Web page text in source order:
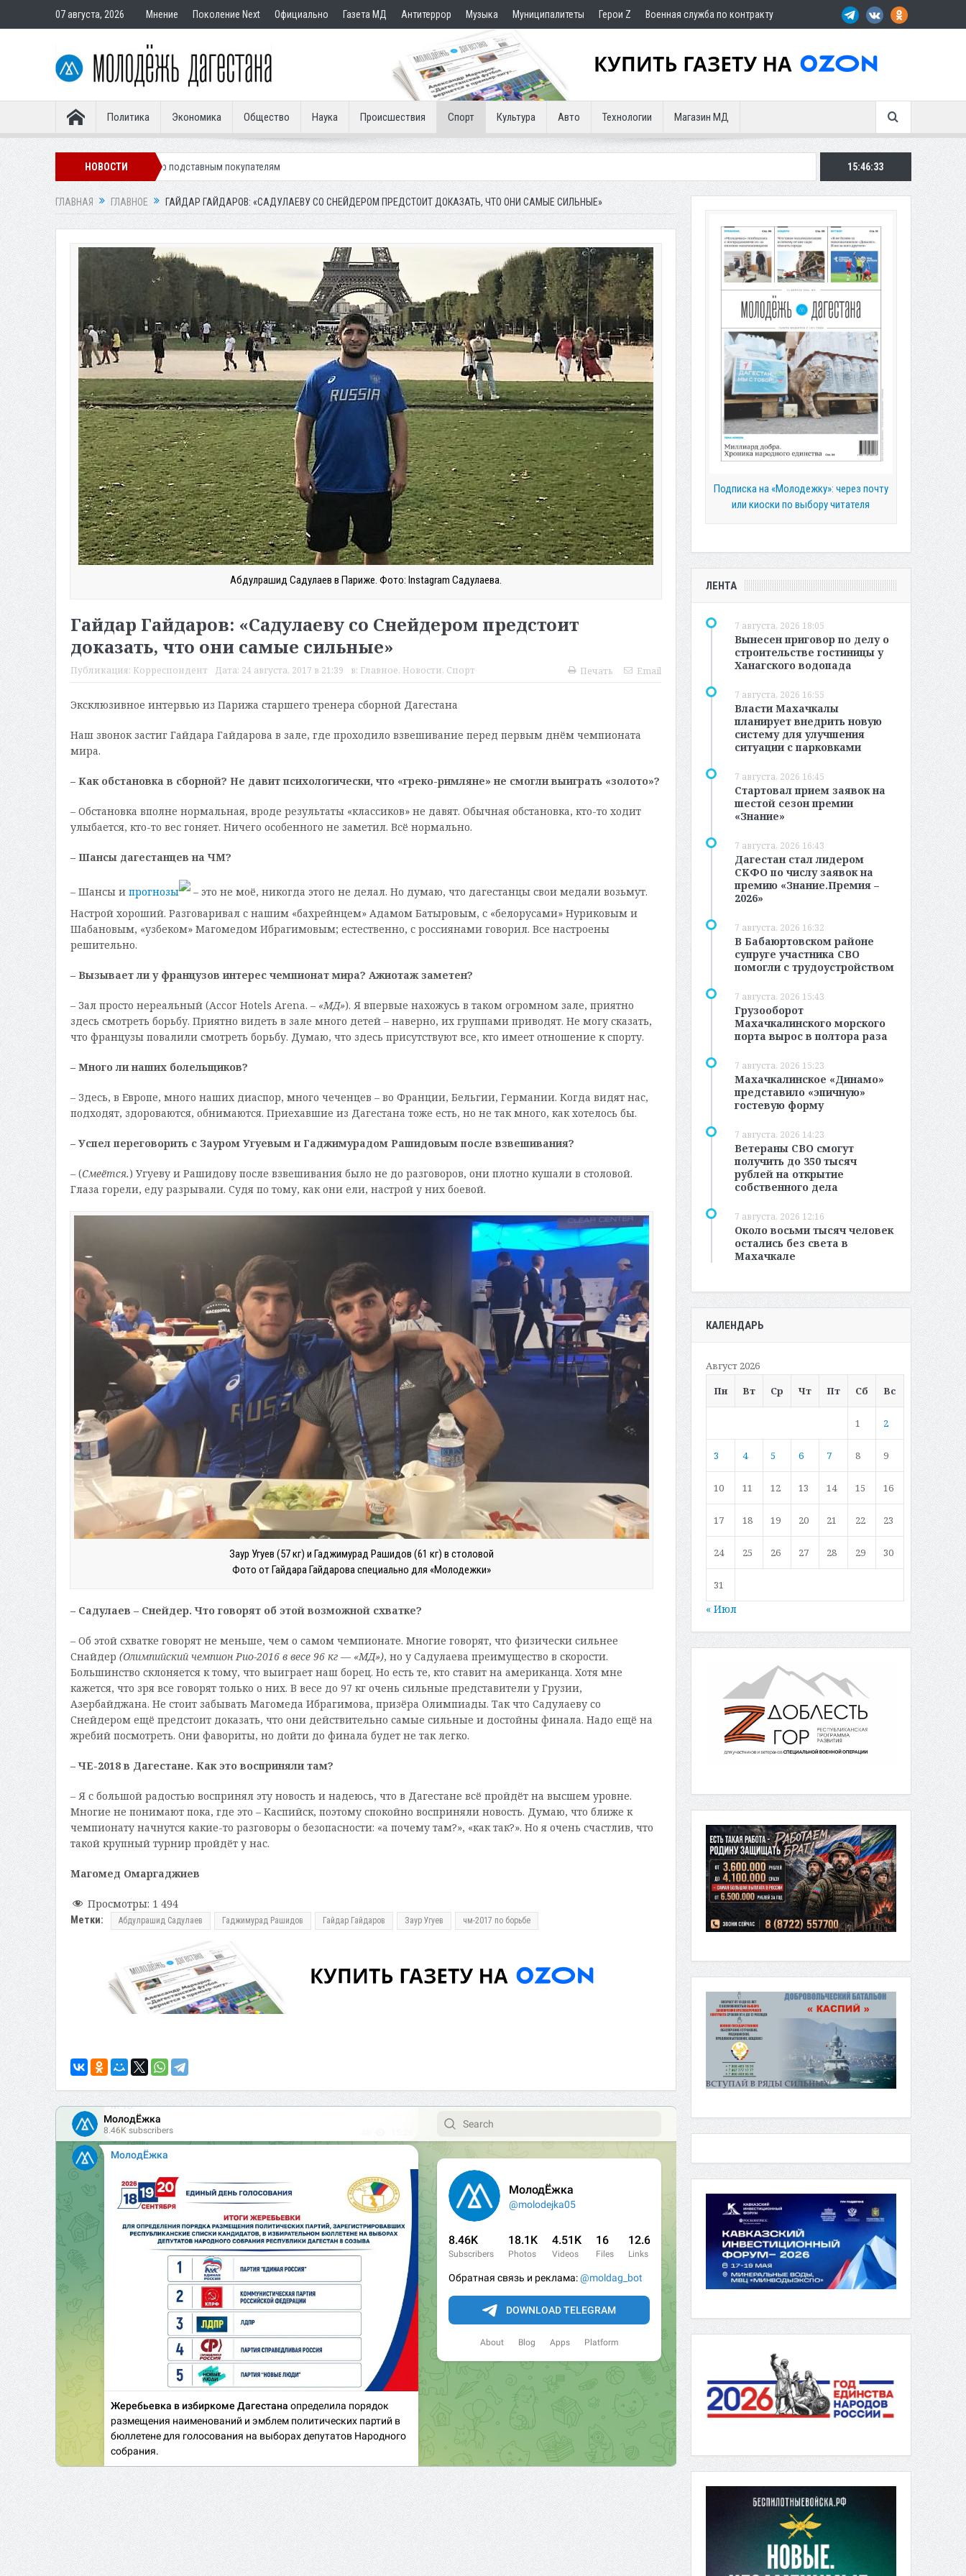
07 августа, 2026 Мнение Поколение Next Официально Газета МД Антитеррор Музыка Муниципалитеты Герои Z Военная служба по контракту
Политика Экономика Общество Наука Происшествия Спорт Культура Авто Технологии Магазин МД
НОВОСТИ
продажу квартир подставным покупателям 15:46:35
ГЛАВНАЯ ГЛАВНОЕ ГАЙДАР ГАЙДАРОВ: «САДУЛАЕВУ СО СНЕЙДЕРОМ ПРЕДСТОИТ ДОКАЗАТЬ, ЧТО ОНИ САМЫЕ СИЛЬНЫЕ»
Абдулрашид Садулаев в Париже. Фото: Instagram Садулаева.
Гайдар Гайдаров: «Садулаеву со Снейдером предстоит
доказать, что они самые сильные»
Публикация: Корреспондент Дата: 24 августа, 2017 в 21:39 в: Главное, Новости, Спорт Печать Email
Эксклюзивное интервью из Парижа старшего тренера сборной Дагестана
Наш звонок застиг Гайдара Гайдарова в зале, где проходило взвешивание перед первым днём чемпионата
мира.
– Как обстановка в сборной? Не давит психологически, что «греко-римляне» не смогли выиграть «золото»?
– Обстановка вполне нормальная, вроде результаты «классиков» не давят. Обычная обстановка, кто-то ходит
улыбается, кто-то вес гоняет. Ничего особенного не заметил. Всё нормально.
– Шансы дагестанцев на ЧМ?
– Шансы ипрогнозы
– это не моё, никогда этого не делал. Но думаю, что дагестанцы свои медали возьмут.
Настрой хороший. Разговаривал с нашим «бахрейнцем» Адамом Батыровым, с «белорусами» Нуриковым и
Шабановым, «узбеком» Магомедом Ибрагимовым; естественно, с россиянами говорил. Все настроены
решительно.
– Вызывает ли у французов интерес чемпионат мира? Ажиотаж заметен?
– Зал просто нереальный (Accor Hotels Arena. – «МД»). Я впервые нахожусь в таком огромном зале, приятно
здесь смотреть борьбу. Приятно видеть в зале много детей – наверно, их группами приводят. Не могу сказать,
что французы повалили смотреть борьбу. Думаю, что здесь присутствуют все, кто имеет отношение к спорту.
– Много ли наших болельщиков?
– Здесь, в Европе, много наших диаспор, много чеченцев – во Франции, Бельгии, Германии. Когда видят нас,
подходят, здороваются, обнимаются. Приехавшие из Дагестана тоже есть, но не так много, как хотелось бы.
– Успел переговорить с Зауром Угуевым и Гаджимурадом Рашидовым после взвешивания?
– (Смеётся.) Угуеву и Рашидову после взвешивания было не до разговоров, они плотно кушали в столовой.
Глаза горели, еду разрывали. Судя по тому, как они ели, настрой у них боевой.
Заур Угуев (57 кг) и Гаджимурад Рашидов (61 кг) в столовой
Фото от Гайдара Гайдарова специально для «Молодежки»
– Садулаев – Снейдер. Что говорят об этой возможной схватке?
– Об этой схватке говорят не меньше, чем о самом чемпионате. Многие говорят, что физически сильнее
Снайдер (Олимпийский чемпион Рио-2016 в весе 96 кг — «МД»), но у Садулаева преимущество в скорости.
Большинство склоняется к тому, что выиграет наш борец. Но есть те, кто ставит на американца. Хотя мне
кажется, что зря все говорят только о них. В весе до 97 кг очень сильные представители у Грузии,
Азербайджана. Не стоит забывать Магомеда Ибрагимова, призёра Олимпиады. Так что Садулаеву со
Снейдером ещё предстоит доказать, что они действительно самые сильные и достойны финала. Надо ещё на
жребий посмотреть. Они фавориты, но дойти до финала будет не так легко.
– ЧЕ-2018 в Дагестане. Как это восприняли там?
– Я с большой радостью воспринял эту новость и надеюсь, что в Дагестане всё пройдёт на высшем уровне.
Многие не понимают пока, где это – Каспийск, поэтому спокойно восприняли новость. Думаю, что ближе к
чемпионату начнутся какие-то разговоры о безопасности: «а почему там?», «как так?». Но я очень счастлив, что
такой крупный турнир пройдёт у нас.
Магомед Омаргаджиев
Просмотры: 1 494
Метки: Абдулрашид Садулаев Гаджимурад Рашидов Гайдар Гайдаров Заур Угуев чм-2017 по борьбе
Подписка на «Молодежку»: через почту
или киоски по выбору читателя
ЛЕНТА
7 августа, 2026 18:05
Вынесен приговор по делу о
строительстве гостиницы у
Ханагского водопада
7 августа, 2026 16:55
Власти Махачкалы
планирует внедрить новую
систему для улучшения
ситуации с парковками
7 августа, 2026 16:45
Стартовал прием заявок на
шестой сезон премии
«Знание»
7 августа, 2026 16:43
Дагестан стал лидером
СКФО по числу заявок на
премию «Знание.Премия –
2026»
7 августа, 2026 16:32
В Бабаюртовском районе
супруге участника СВО
помогли с трудоустройством
7 августа, 2026 15:43
Грузооборот
Махачкалинского морского
порта вырос в полтора раза
7 августа, 2026 15:23
Махачкалинское «Динамо»
представило «эпичную»
гостевую форму
7 августа, 2026 14:23
Ветераны СВО смогут
получить до 350 тысяч
рублей на открытие
собственного дела
7 августа, 2026 12:16
Около восьми тысяч человек
остались без света в
Махачкале
КАЛЕНДАРЬ
Август 2026
Пн
Вт Ср Чт Пт Сб Вс
1 2
3 4 5 6 7 8 9
10 11 12 13 14 15 16
17 18 19 20 21 22 23
24 25 26 27 28 29 30
31
« Июл